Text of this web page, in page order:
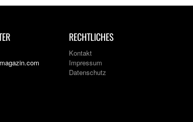
RECHTLICHES
Kontakt
Impressum
Datenschutz